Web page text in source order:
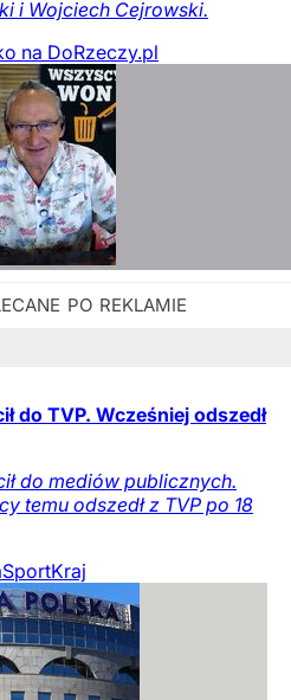
i Wojciech Cejrowski.
na DoRzeczy.pl
do TVP. Wcześniej odszedł
do mediów publicznych.
temu odszedł z TVP po 18
SportKraj